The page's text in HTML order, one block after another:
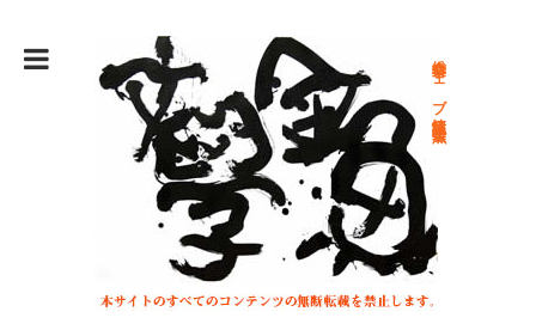
総合文学ウェブ情報誌 文学金魚